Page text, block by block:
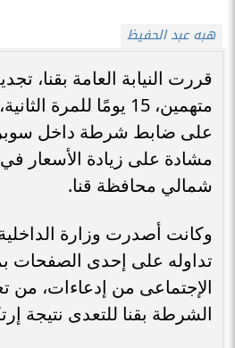
هبه عبد الحفيظ
قررت النيابة العامة بقنا،
متهمين، 15 يومًا للمرة
على ضابط شرطة داخل
مشادة على زيادة الأسعار
شمالي محافظة قنا.
وكانت أصدرت وزارة الداخلية
تداوله على إحدى الصفحات
الإجتماعى من إدعاءات،
الشرطة بقنا للتعدى نتيجة